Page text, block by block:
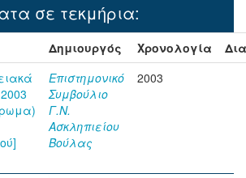
σε τεκμήρια:
Δημιουργός Χρονολογία
Επιστημονικό
Συμβούλιο
Γ.Ν.
Ασκληπιείου
Βούλας
2003